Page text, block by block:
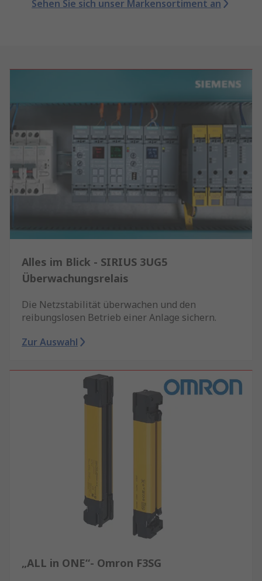
Sehen Sie sich unser Markensortiment an
Alles im Blick - SIRIUS 3UG5
Überwachungsrelais
Die Netzstabilität überwachen und den
reibungslosen Betrieb einer Anlage sichern.
Zur Auswahl
„ALL in ONE“- Omron F3SG